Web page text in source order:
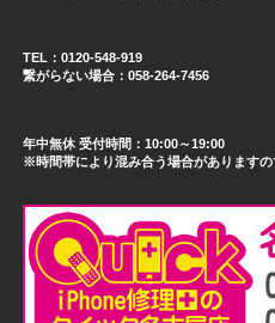
TEL：0120-548-919
繋がらない場合：058-264-7456
年中無休 受付時間：10:00～19:00
※時間帯により混み合う場合がありますの